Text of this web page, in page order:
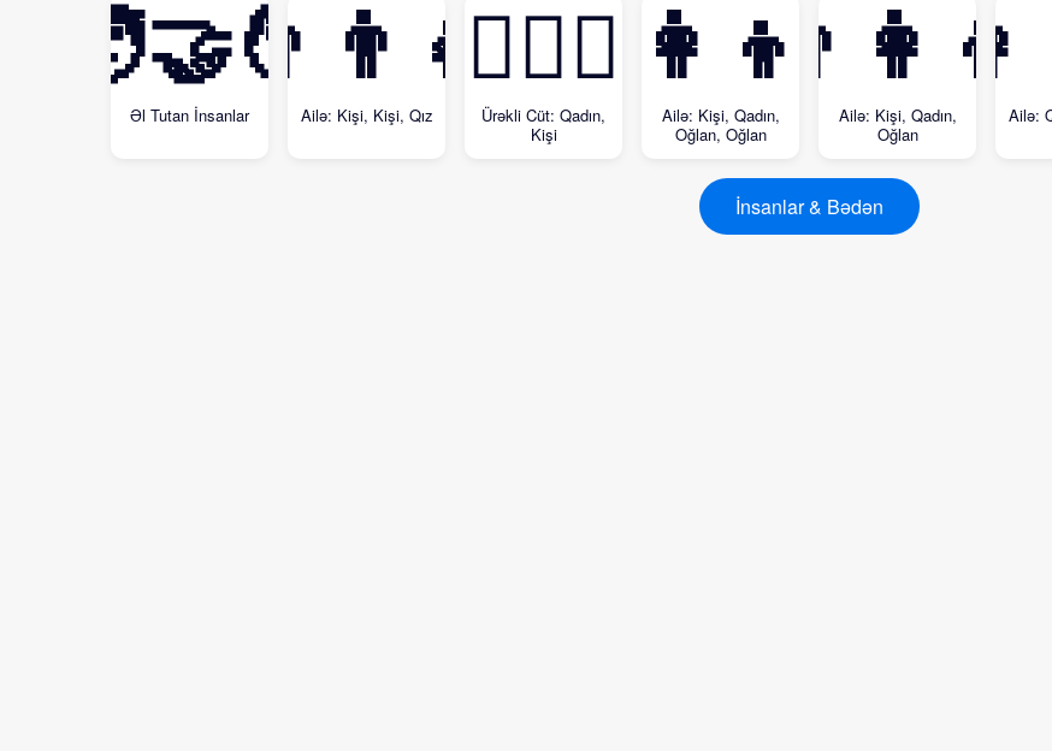
🧑‍🤝‍🧑
Əl Tutan İnsanlar
👨‍👨‍👧
Ailə: Kişi, Kişi, Qız
👩‍❤️‍👨
Ürəkli Cüt: Qadın,
Kişi
👨‍👩‍👦‍👦
Ailə: Kişi, Qadın,
Oğlan, Oğlan
👨‍👩‍👦
Ailə: Kişi, Qadın,
Oğlan
Ailə:
İnsanlar & Bədən